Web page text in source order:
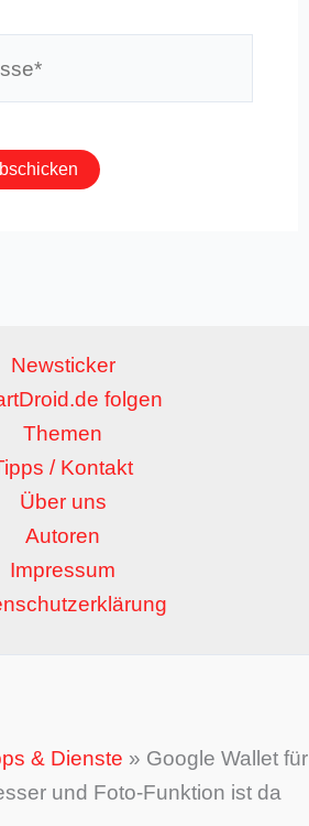
Newsticker
folgen
Themen
/ Kontakt
Über uns
Autoren
Impressum
& Dienste » Google Wallet für
und Foto-Funktion ist da